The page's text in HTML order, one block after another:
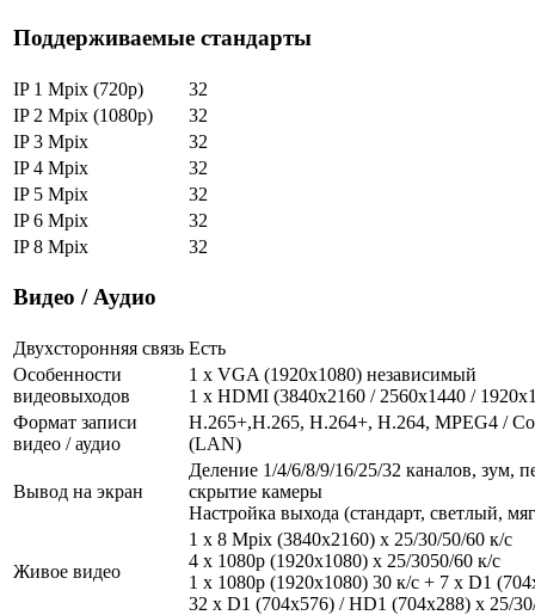
Поддерживаемые стандарты
IP 1 Mpix (720p)
32
IP 2 Mpix (1080p)
32
IP 3 Mpix
32
IP 4 Mpix
32
IP 5 Mpix
32
IP 6 Mpix
32
IP 8 Mpix
32
Видео / Аудио
Двухсторонняя связь Есть
Особенности
видеовыходов
1 x VGA (1920x1080) независимый
1 x HDMI (3840x2160 / 2560x1440 /
Формат записи
видео / аудио
H.265+,H.265, H.264+, H.264, MPEG4 /
(LAN)
Вывод на экран
Деление 1/4/6/8/9/16/25/32 каналов, зум,
скрытие камеры
Настройка выхода (стандарт, светлый,
Живое видео
1 x 8 Mpix (3840x2160) х 25/30/50/60 к/с
4 х 1080р (1920х1080) х 25/3050/60 к/с
1 x 1080p (1920х1080) 30 к/с + 7 x D1
32 х D1 (704x576) / HD1 (704x288) х 25/